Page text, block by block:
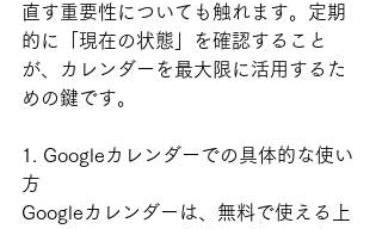
直す重要性についても触れます。定期
的に「現在の状態」を確認すること
が、カレンダーを最大限に活用するた
めの鍵です。
1. Googleカレンダーでの具体的な使い
方
Googleカレンダーは、無料で使える上